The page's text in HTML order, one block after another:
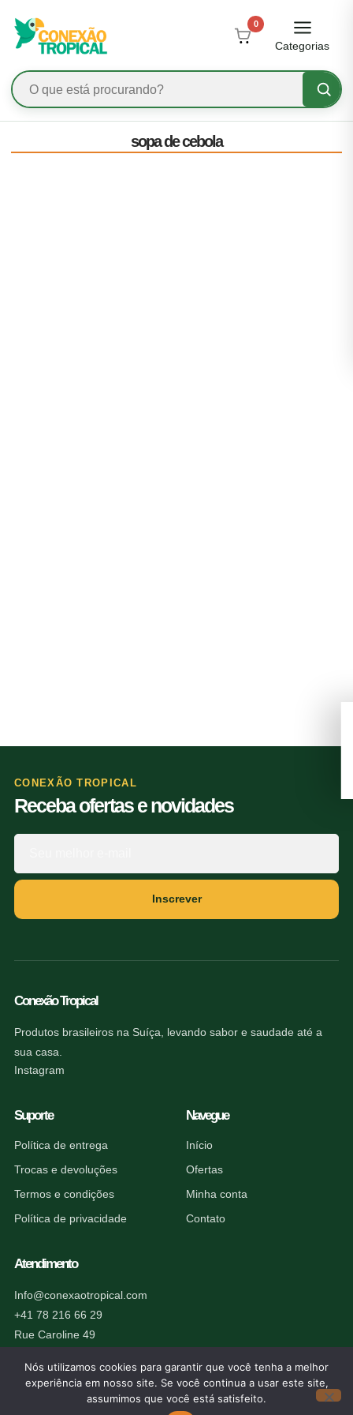
0
Categorias
sopa de cebola
CONEXÃO TROPICAL
Receba ofertas e novidades
Inscrever
Conexão Tropical
Produtos brasileiros na Suíça, levando sabor e saudade até a
sua casa.
Instagram
Suporte
Política de entrega
Trocas e devoluções
Termos e condições
Política de privacidade
Navegue
Início
Ofertas
Minha conta
Contato
Atendimento
Info@conexaotropical.com
+41 78 216 66 29
Rue Caroline 49
Nós utilizamos cookies para garantir que você tenha a melhor
experiência em nosso site. Se você continua a usar este site,
assumimos que você está satisfeito.